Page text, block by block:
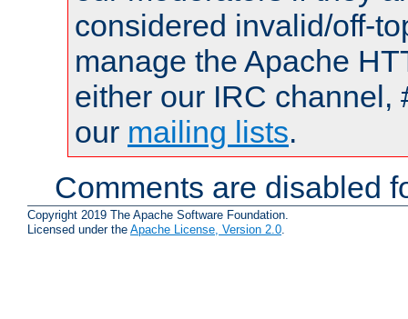
considered invalid/off-
manage the Apache
either our IRC channel,
our mailing lists.
Comments are disabled
Copyright 2019 The Apache Software Foundation.
Licensed under the Apache License, Version 2.0.